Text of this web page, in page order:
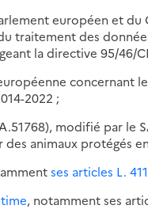
européen et
traitement des
la directive 95/46/
concernant
2022 ;
modifié par le
animaux protégés
ses articles L.
, notamment ses